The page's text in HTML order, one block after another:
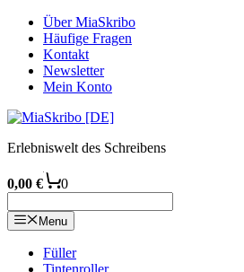
Zum
Inhalt
springen
Über MiaSkribo
Häufige Fragen
Kontakt
Newsletter
Mein Konto
Erlebniswelt des Schreibens
0,00 € 0
Menu
Füller